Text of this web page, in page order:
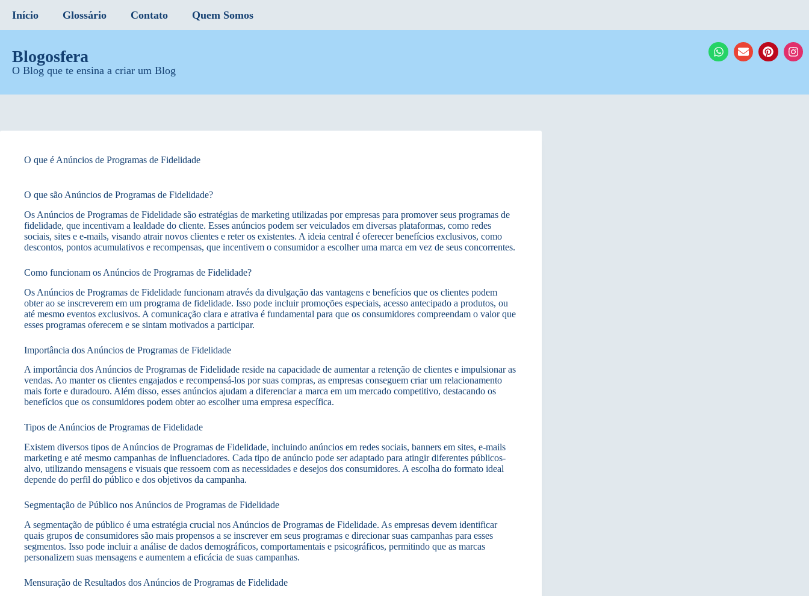
Início Glossário Contato Quem Somos
Blogosfera
O Blog que te ensina a criar um Blog
O que é Anúncios de Programas de Fidelidade
O que são Anúncios de Programas de Fidelidade?
Os Anúncios de Programas de Fidelidade são estratégias de marketing utilizadas por empresas para promover seus programas de
fidelidade, que incentivam a lealdade do cliente. Esses anúncios podem ser veiculados em diversas plataformas, como redes
sociais, sites e e-mails, visando atrair novos clientes e reter os existentes. A ideia central é oferecer benefícios exclusivos, como
descontos, pontos acumulativos e recompensas, que incentivem o consumidor a escolher uma marca em vez de seus concorrentes.
Como funcionam os Anúncios de Programas de Fidelidade?
Os Anúncios de Programas de Fidelidade funcionam através da divulgação das vantagens e benefícios que os clientes podem
obter ao se inscreverem em um programa de fidelidade. Isso pode incluir promoções especiais, acesso antecipado a produtos, ou
até mesmo eventos exclusivos. A comunicação clara e atrativa é fundamental para que os consumidores compreendam o valor que
esses programas oferecem e se sintam motivados a participar.
Importância dos Anúncios de Programas de Fidelidade
A importância dos Anúncios de Programas de Fidelidade reside na capacidade de aumentar a retenção de clientes e impulsionar as
vendas. Ao manter os clientes engajados e recompensá-los por suas compras, as empresas conseguem criar um relacionamento
mais forte e duradouro. Além disso, esses anúncios ajudam a diferenciar a marca em um mercado competitivo, destacando os
benefícios que os consumidores podem obter ao escolher uma empresa específica.
Tipos de Anúncios de Programas de Fidelidade
Existem diversos tipos de Anúncios de Programas de Fidelidade, incluindo anúncios em redes sociais, banners em sites, e-mails
marketing e até mesmo campanhas de influenciadores. Cada tipo de anúncio pode ser adaptado para atingir diferentes públicos-
alvo, utilizando mensagens e visuais que ressoem com as necessidades e desejos dos consumidores. A escolha do formato ideal
depende do perfil do público e dos objetivos da campanha.
Segmentação de Público nos Anúncios de Programas de Fidelidade
A segmentação de público é uma estratégia crucial nos Anúncios de Programas de Fidelidade. As empresas devem identificar
quais grupos de consumidores são mais propensos a se inscrever em seus programas e direcionar suas campanhas para esses
segmentos. Isso pode incluir a análise de dados demográficos, comportamentais e psicográficos, permitindo que as marcas
personalizem suas mensagens e aumentem a eficácia de suas campanhas.
Mensuração de Resultados dos Anúncios de Programas de Fidelidade